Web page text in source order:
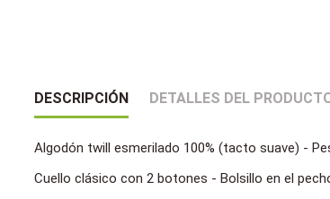
DESCRIPCIÓN DETALLES DEL
Algodón twill esmerilado 100% (tacto suave) -
Cuello clásico con 2 botones - Bolsillo en el